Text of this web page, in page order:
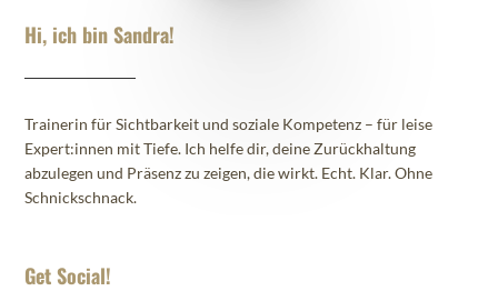
Hi, ich bin Sandra!
Trainerin für Sichtbarkeit und soziale Kompetenz – für leise
Expert:innen mit Tiefe. Ich helfe dir, deine Zurückhaltung
abzulegen und Präsenz zu zeigen, die wirkt. Echt. Klar. Ohne
Schnickschnack.
Get Social!